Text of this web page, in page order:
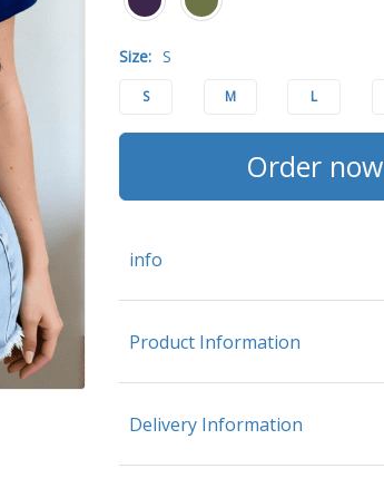
Size: S
S M L
Order now
info
Product Information
Delivery Information